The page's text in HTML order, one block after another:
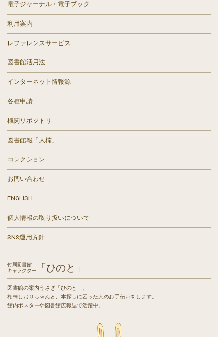
電子ジャーナル・電子ブック
利用案内
レファレンスサービス
図書館活用法
インターネット情報源
各種申請
機関リポジトリ
図書館報「大楠」
コレクション
お問い合わせ
ENGLISH
個人情報の取り扱いについて
SNS運用方針
付属図書館
キャラクター
「ひのと」
図書館の案内うさぎ「ひのと」。
相棒しおりちゃんと、本探しに困った人のお手伝いをします。
館内ポスターや図書館広報誌で活躍中。